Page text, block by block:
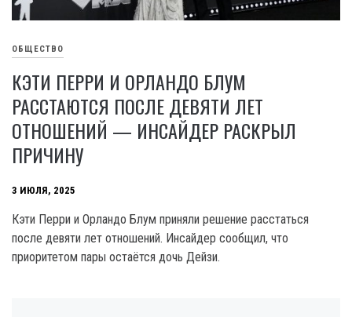
ОБЩЕСТВО
КЭТИ ПЕРРИ И ОРЛАНДО БЛУМ
РАССТАЮТСЯ ПОСЛЕ ДЕВЯТИ ЛЕТ
ОТНОШЕНИЙ — ИНСАЙДЕР РАСКРЫЛ
ПРИЧИНУ
3 ИЮЛЯ, 2025
Кэти Перри и Орландо Блум приняли решение расстаться
после девяти лет отношений. Инсайдер сообщил, что
приоритетом пары остаётся дочь Дейзи.